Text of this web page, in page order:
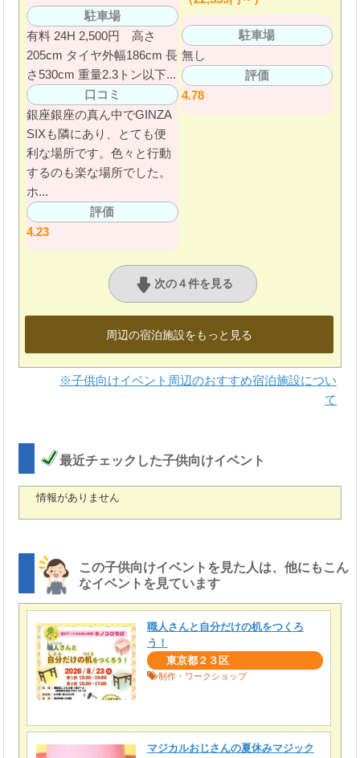
駐車場
有料 24H 2,500円 高さ
205cm タイヤ外幅186cm 長
さ530cm 重量2.3トン以下...
口コミ
銀座銀座の真ん中でGINZA
SIXも隣にあり、とても便
利な場所です。色々と行動
するのも楽な場所でした。
ホ...
評価
4.23
駐車場
無し
評価
4.78
次の４件を見る
周辺の宿泊施設をもっと見る
※子供向けイベント周辺のおすすめ宿泊施設につい
て
最近チェックした子供向けイベント
情報がありません
この子供向けイベントを見た人は、他にもこん
なイベントを見ています
職人さんと自分だけの机をつくろ
う！
東京都２３区
制作・ワークショップ
マジカルおじさんの夏休みマジック